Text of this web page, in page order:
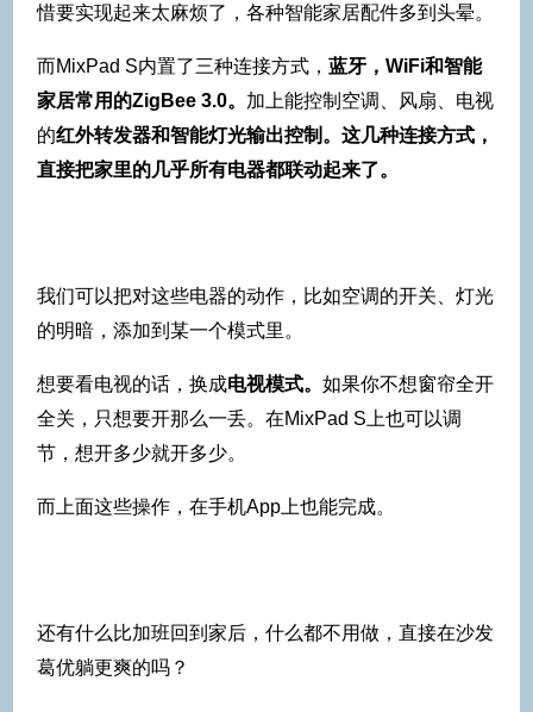
惜要实现起来太麻烦了，各种智能家居配件多到头晕。
而MixPad S内置了三种连接方式， 蓝牙，WiFi和智能
家居常用的ZigBee 3.0。 加上能控制空调、风扇、电视
的红外转发器和智能灯光输出控制。这几种连接方式，
直接把家里的几乎所有电器都联动起来了。
我们可以把对这些电器的动作，比如空调的开关、灯光
的明暗，添加到某一个模式里。
想要看电视的话，换成电视模式。 如果你不想窗帘全开
全关，只想要开那么一丢。在MixPad S上也可以调
节，想开多少就开多少。
而上面这些操作，在手机App上也能完成。
还有什么比加班回到家后，什么都不用做，直接在沙发
葛优躺更爽的吗？